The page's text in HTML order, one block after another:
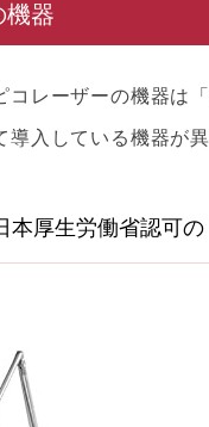
機器
コレーザーの機器は
入している機器が
本厚生労働省認可の